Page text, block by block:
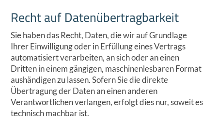
Recht auf Daten­übertrag­barkeit
Sie haben das Recht, Daten, die wir auf Grundlage
Ihrer Einwilligung oder in Erfüllung eines Vertrags
automatisiert verarbeiten, an sich oder an einen
Dritten in einem gängigen, maschinenlesbaren Format
aushändigen zu lassen. Sofern Sie die direkte
Übertragung der Daten an einen anderen
Verantwortlichen verlangen, erfolgt dies nur, soweit es
technisch machbar ist.